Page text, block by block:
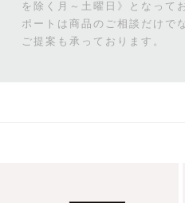
を除く月～土曜日》となって
ポートは商品のご相談だけで
ご提案も承っております。